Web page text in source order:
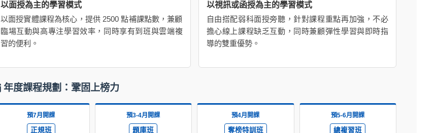
以面授為主的學習模式
以面授實體課程為核心，提供 2500 點補課點數，兼顧
臨場互動與高專注學習效率，同時享有到班與雲端複
習的便利。
以視訊或函授為主的學習模式
自由搭配弱科面授旁聽，針對課程重點再加強，不必
擔心線上課程缺乏互動，同時兼顧彈性學習與即時指
導的雙重優勢。
年度課程規劃：鞏固上榜力
預7月開課
正規班
預3-4月開課
題庫班
預4月開課
奪榜特訓班
預5-6月開課
總複習班